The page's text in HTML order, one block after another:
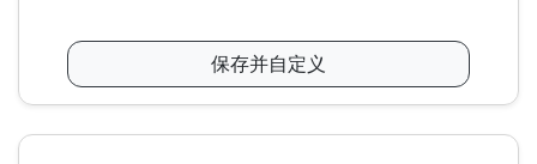
保存并自定义